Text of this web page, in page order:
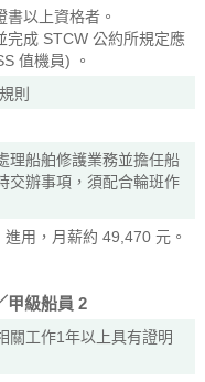
以上資格者。
完成 STCW 公約所規定應
值機員) 。
則
理船舶修護業務並擔任船
交辦事項，須配合輪班作
用，月薪約 49,470 元。
甲級船員 2
關工作1年以上具有證明